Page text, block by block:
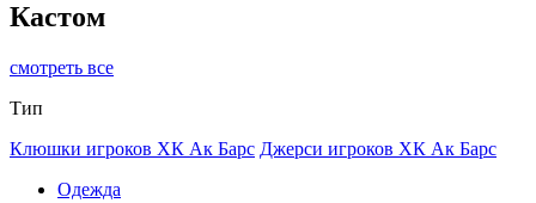
Кастом
смотреть все
Тип
Клюшки игроков ХК Ак Барс Джерси игроков ХК Ак Барс
Одежда